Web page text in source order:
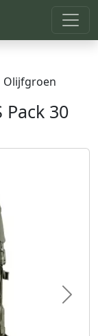
Olijfgroen
30
Next